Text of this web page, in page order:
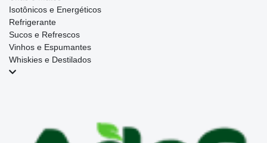
Isotônicos e Energéticos
Refrigerante
Sucos e Refrescos
Vinhos e Espumantes
Whiskies e Destilados